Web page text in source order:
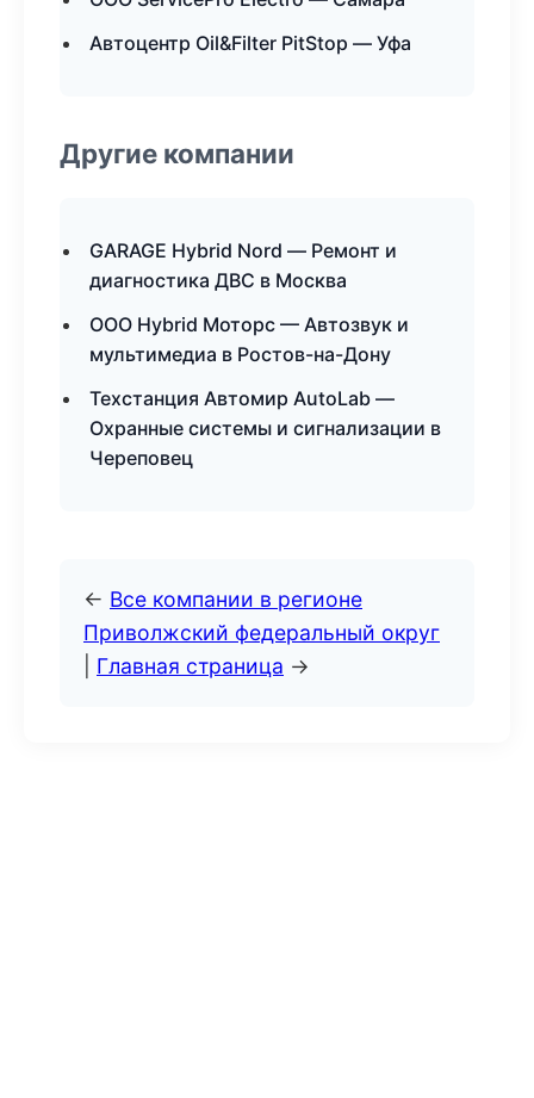
Автоцентр Oil&Filter PitStop — Уфа
Другие компании
GARAGE Hybrid Nord — Ремонт и
диагностика ДВС в Москва
ООО Hybrid Моторс — Автозвук и
мультимедиа в Ростов-на-Дону
Техстанция Автомир AutoLab —
Охранные системы и сигнализации в
Череповец
← Все компании в регионе
Приволжский федеральный округ
Главная страница →